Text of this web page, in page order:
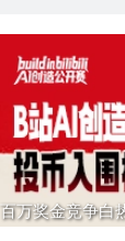
百万奖金竞争白